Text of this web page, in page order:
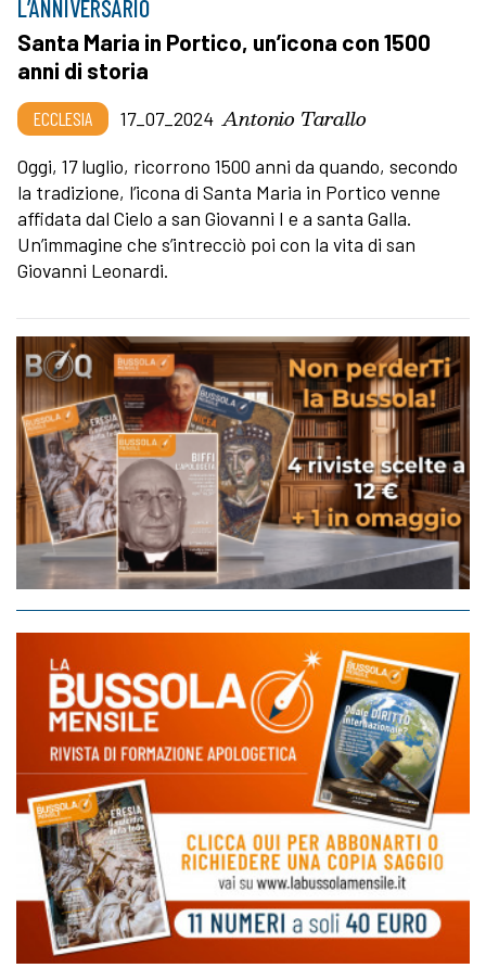
L’ANNIVERSARIO
Santa Maria in Portico, un’icona con 1500
anni di storia
ECCLESIA 17_07_2024 Antonio Tarallo
Oggi, 17 luglio, ricorrono 1500 anni da quando, secondo
la tradizione, l’icona di Santa Maria in Portico venne
affidata dal Cielo a san Giovanni I e a santa Galla.
Un’immagine che s’intrecciò poi con la vita di san
Giovanni Leonardi.